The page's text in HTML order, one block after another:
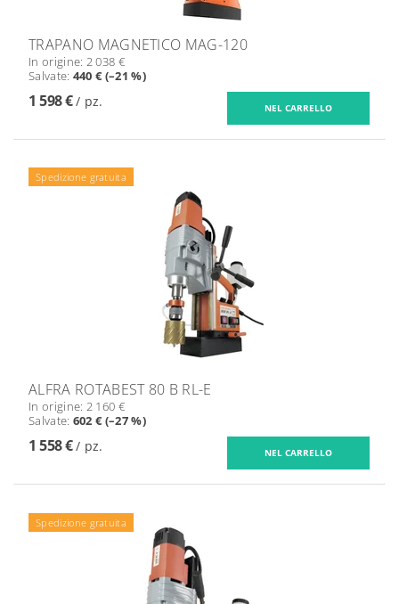
TRAPANO MAGNETICO MAG-120
In origine: 2 038 €
Salvate: 440 € (–21 %)
1 598 €/ pz.
Spedizione gratuita
ALFRA ROTABEST 80 B RL-E
In origine: 2 160 €
Salvate: 602 € (–27 %)
1 558 €/ pz.
Spedizione gratuita